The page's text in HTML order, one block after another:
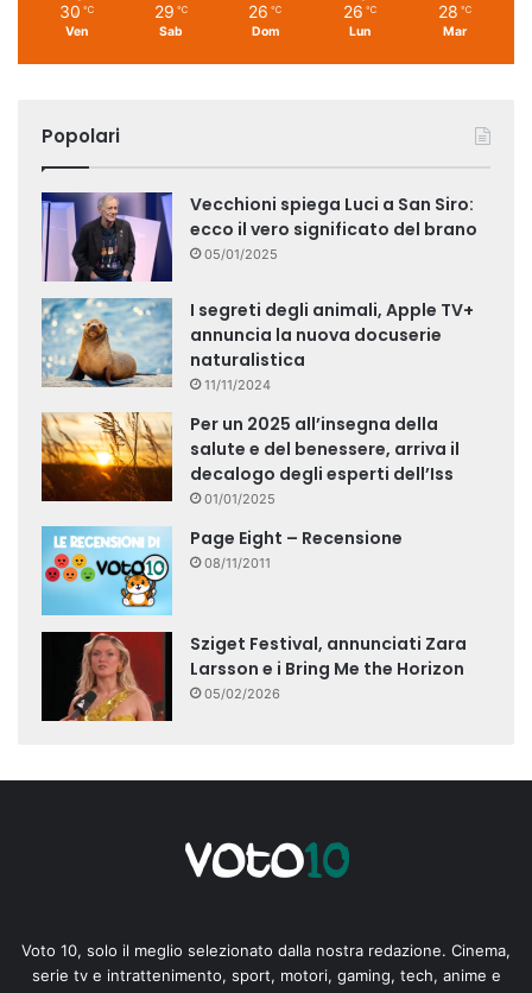
30 ℃
Ven
29 ℃
Sab
26 ℃
Dom
26 ℃
Lun
28 ℃
Mar
Popolari
Vecchioni spiega Luci a San Siro:
ecco il vero significato del brano
05/01/2025
I segreti degli animali, Apple TV+
annuncia la nuova docuserie
naturalistica
11/11/2024
Per un 2025 all’insegna della
salute e del benessere, arriva il
decalogo degli esperti dell’Iss
01/01/2025
Page Eight – Recensione
08/11/2011
Sziget Festival, annunciati Zara
Larsson e i Bring Me the Horizon
05/02/2026
Voto 10, solo il meglio selezionato dalla nostra redazione. Cinema,
serie tv e intrattenimento, sport, motori, gaming, tech, anime e